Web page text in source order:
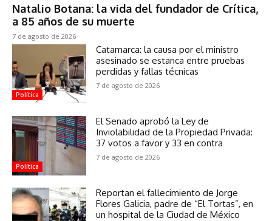
Natalio Botana: la vida del fundador de Crítica,
a 85 años de su muerte
7 de agosto de 2026
Política
Catamarca: la causa por el ministro
asesinado se estanca entre pruebas
perdidas y fallas técnicas
7 de agosto de 2026
Política
El Senado aprobó la Ley de
Inviolabilidad de la Propiedad Privada:
37 votos a favor y 33 en contra
7 de agosto de 2026
Reportan el fallecimiento de Jorge
Flores Galicia, padre de “El Tortas”, en
un hospital de la Ciudad de México